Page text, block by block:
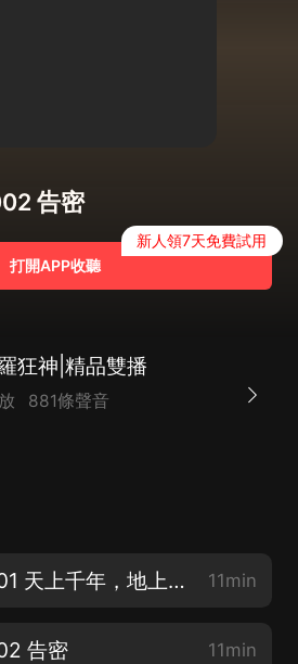
告密
打開APP收聽
新人領7天免費試用
狂神|精品雙播
881條聲音
都市修羅狂神 001 天上千年，地上一年 11min
告密 11min